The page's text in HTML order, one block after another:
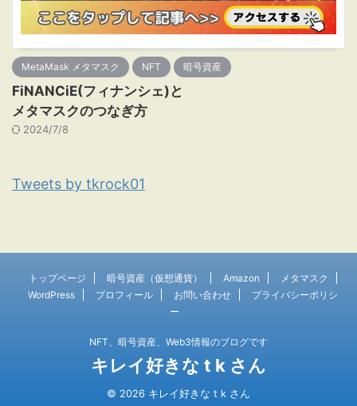
MetaMask メタマスク NFT 暗号資産
FiNANCiE(フィナンシェ)と
メタマスクのつなぎ方
2024/7/8
Tweets by tkrock01
トップページ 暗号資産（仮想通貨） Amazon
メタマスク
WordPress
プロフィール お問い合わせ
プライバシーポリシ
ー
NFT、暗号資産、Web3情報のブログです
キレイ好きな t k さん
© 2026 キレイ好きな t k さん